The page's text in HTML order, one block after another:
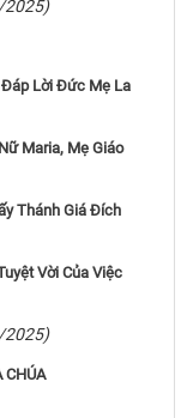
Đáp Lời Đức Mẹ La
Maria, Mẹ Giáo
Thánh Giá Đích
Vời Của Việc
CHÚA